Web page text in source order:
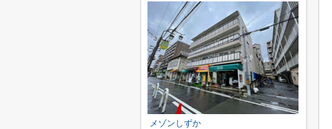
メゾンしずか